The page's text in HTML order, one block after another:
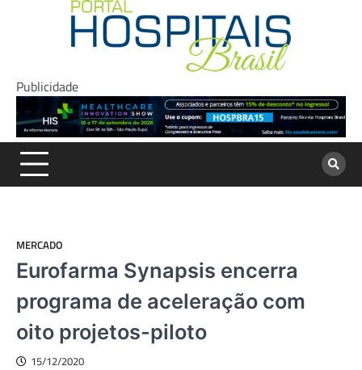
Publicidade
MERCADO
Eurofarma Synapsis encerra
programa de aceleração com
oito projetos-piloto
15/12/2020